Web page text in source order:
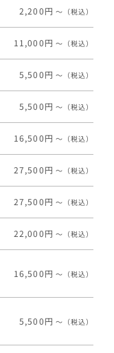
2,200円 〜（税込）
11,000円 〜（税込）
5,500円 〜（税込）
5,500円 〜（税込）
16,500円 〜（税込）
27,500円 〜（税込）
27,500円 〜（税込）
22,000円 〜（税込）
16,500円 〜（税込）
5,500円 〜（税込）